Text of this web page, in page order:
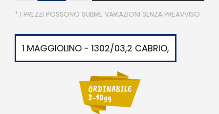
* I PREZZI POSSONO SUBIRE VARIAZIONI SENZA PREAVVISO
1 MAGGIOLINO - 1302/03,2 CABRIO,